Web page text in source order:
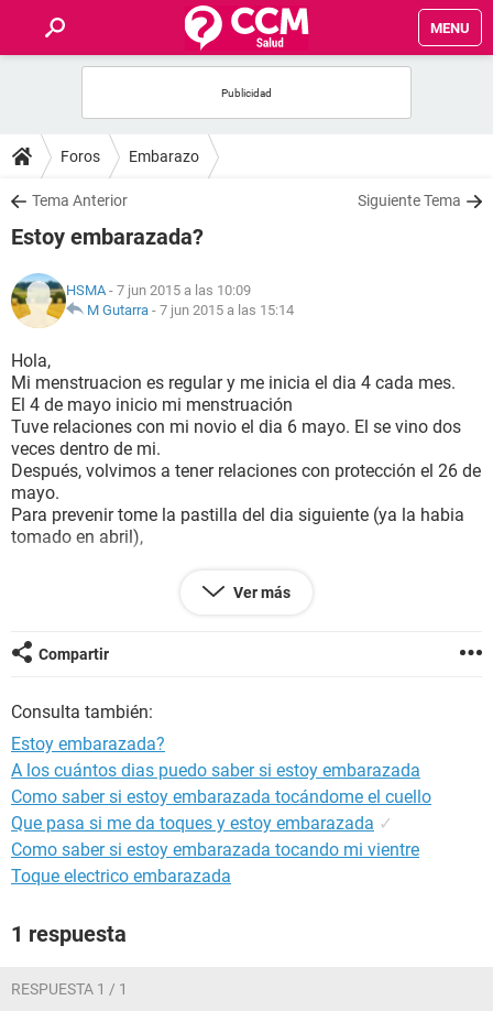
MENU
FOROS
SALUD
FAMILIA
NUTRICIÓN
BIENESTAR
SEXUALIDAD
GLOSARIO
Foros Embarazo
Tema Anterior Siguiente Tema
Estoy embarazada?
HSMA- 7 jun 2015 a las 10:09
M Gutarra - 7 jun 2015 a las 15:14
Hola,
Mi menstruacion es regular y me inicia el dia 4 cada mes.
El 4 de mayo inicio mi menstruación
Tuve relaciones con mi novio el dia 6 mayo. El se vino dos
veces dentro de mi.
Después, volvimos a tener relaciones con protección el 26 de
mayo.
Para prevenir tome la pastilla del dia siguiente (ya la habia
tomado en abril),
Pero esta vez, llevo 3 días de retraso..
Por favor ayuda
Ver más
Compartir
Consulta también:
Estoy embarazada?
A los cuántos dias puedo saber si estoy embarazada
Como saber si estoy embarazada tocándome el cuello
Que pasa si me da toques y estoy embarazada ✓
Como saber si estoy embarazada tocando mi vientre
Toque electrico embarazada
1 respuesta
RESPUESTA 1 / 1